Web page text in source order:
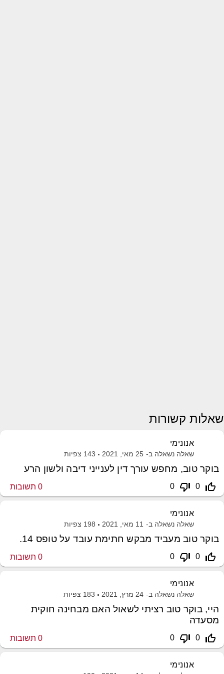
שאלות קשורות
אנונימי
שאלה נשאלה ב- 25 מאי, 2021 143 צפיות
בוקר טוב, מחפש עורך דין לענייני דיבה ולשון הרע
thumb_up_off_alt
0
thumb_down_off_alt
0
0 תשובות
אנונימי
שאלה נשאלה ב- 11 מאי, 2021 198 צפיות
בוקר טוב מעביד מבקש חתימת עובד על טופס 14.
thumb_up_off_alt
0
thumb_down_off_alt
0
0 תשובות
אנונימי
שאלה נשאלה ב- 24 מרץ, 2021 183 צפיות
היי, בוקר טוב רציתי לשאול האם מבחינה חוקית
מסעדה
thumb_up_off_alt
0
thumb_down_off_alt
0
0 תשובות
אנונימי